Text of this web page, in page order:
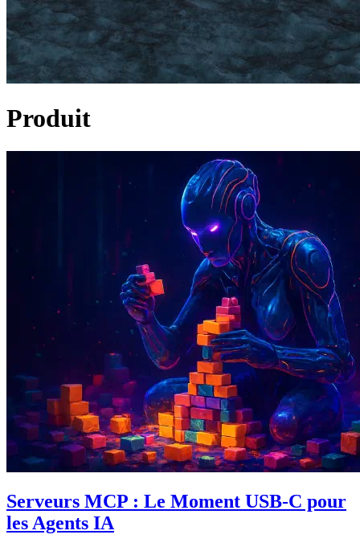
Produit
Serveurs MCP : Le Moment USB-C pour
les Agents IA